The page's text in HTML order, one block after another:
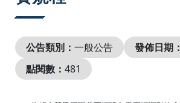
公告類別： 一般公告 發佈日期：
點閱數： 481